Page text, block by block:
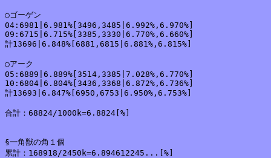
○ゴーゲン
04:6981|6.981%[3496,3485|6.992%,6.970%]
09:6715|6.715%[3385,3330|6.770%,6.660%]
計13696|6.848%[6881,6815|6.881%,6.815%]
○アーク
05:6889|6.889%[3514,3385|7.028%,6.770%]
10:6804|6.804%[3436,3368|6.872%,6.736%]
計13693|6.847%[6950,6753|6.950%,6.753%]
合計：68824/1000k=6.8824[%]
§一角獣の角１個
累計：168918/2450k=6.894612245...[%]